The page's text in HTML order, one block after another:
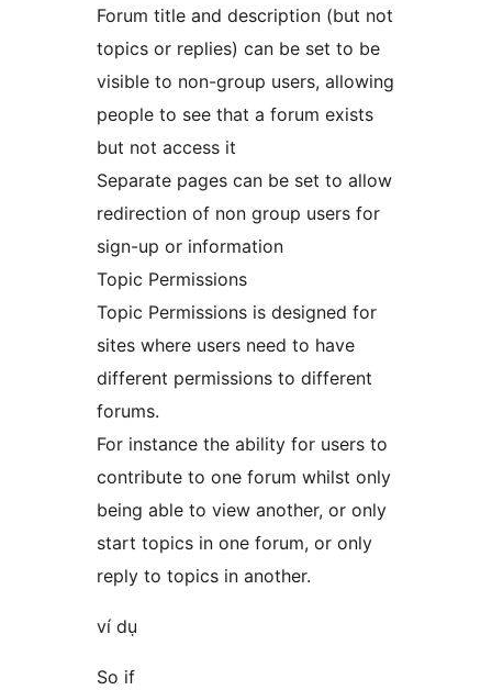
Forum title and description (but not
topics or replies) can be set to be
visible to non-group users, allowing
people to see that a forum exists
but not access it
Separate pages can be set to allow
redirection of non group users for
sign-up or information
Topic Permissions
Topic Permissions is designed for
sites where users need to have
different permissions to different
forums.
For instance the ability for users to
contribute to one forum whilst only
being able to view another, or only
start topics in one forum, or only
reply to topics in another.
ví dụ
So if